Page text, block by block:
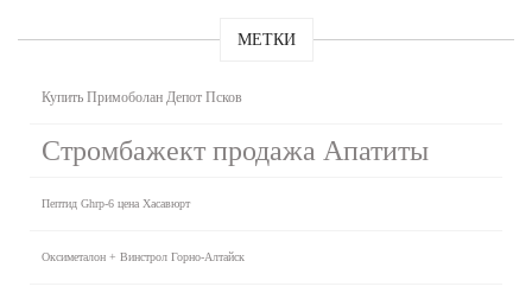
МЕТКИ
Купить Примоболан Депот Псков
Стромбажект продажа Апатиты
Пептид Ghrp-6 цена Хасавюрт
Оксиметалон + Винстрол Горно-Алтайск